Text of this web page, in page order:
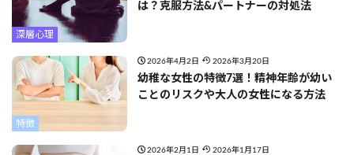
深層心理
は？克服方法&パートナーの対処法
特徴
2026年4月2日 2026年3月20日
幼稚な女性の特徴7選！精神年齢が幼い
ことのリスクや大人の女性になる方法
2026年2月1日 2026年1月17日